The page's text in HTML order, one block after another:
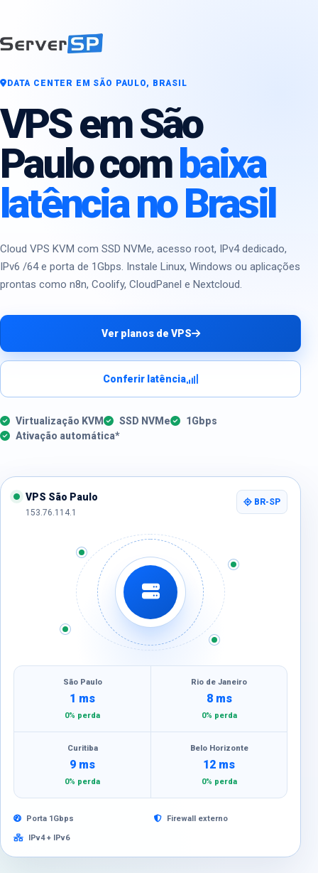
DATA CENTER EM SÃO PAULO, BRASIL
VPS em São
Paulo combaixa
latência no Brasil
Cloud VPS KVM com SSD NVMe, acesso root, IPv4 dedicado,
IPv6 /64 e porta de 1Gbps. Instale Linux, Windows ou aplicações
prontas como n8n, Coolify, CloudPanel e Nextcloud.
Ver planos de VPS
Conferir latência
Virtualização KVM SSD NVMe
1Gbps
Ativação automática*
VPS São Paulo
153.76.114.1
BR-SP
São Paulo
1 ms
0% perda
Rio de Janeiro
8 ms
0% perda
Curitiba
9 ms
0% perda
Belo Horizonte
12 ms
0% perda
Porta 1Gbps Firewall externo
IPv4 + IPv6